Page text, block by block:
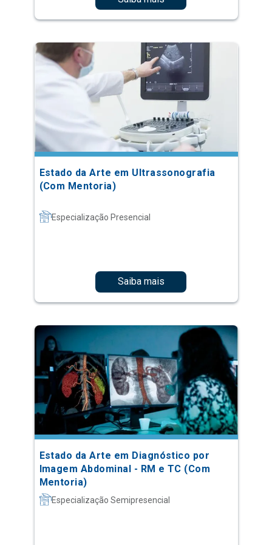
Estado da Arte em Ultrassonografia
(Com Mentoria)
Especialização Presencial
Saiba mais
Estado da Arte em Diagnóstico por
Imagem Abdominal - RM e TC (Com
Mentoria)
Especialização Semipresencial